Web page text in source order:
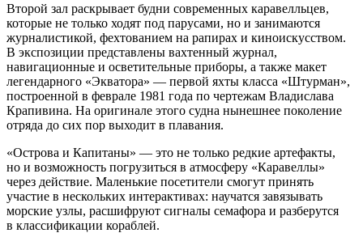
Второй зал раскрывает будни современных каравелльцев,
которые не только ходят под парусами, но и занимаются
журналистикой, фехтованием на рапирах и киноискусством.
В экспозиции представлены вахтенный журнал,
навигационные и осветительные приборы, а также макет
легендарного «Экватора» — первой яхты класса «Штурман»,
построенной в феврале 1981 года по чертежам Владислава
Крапивина. На оригинале этого судна нынешнее поколение
отряда до сих пор выходит в плавания.
«Острова и Капитаны» — это не только редкие артефакты,
но и возможность погрузиться в атмосферу «Каравеллы»
через действие. Маленькие посетители смогут принять
участие в нескольких интерактивах: научатся завязывать
морские узлы, расшифруют сигналы семафора и разберутся
в классификации кораблей.